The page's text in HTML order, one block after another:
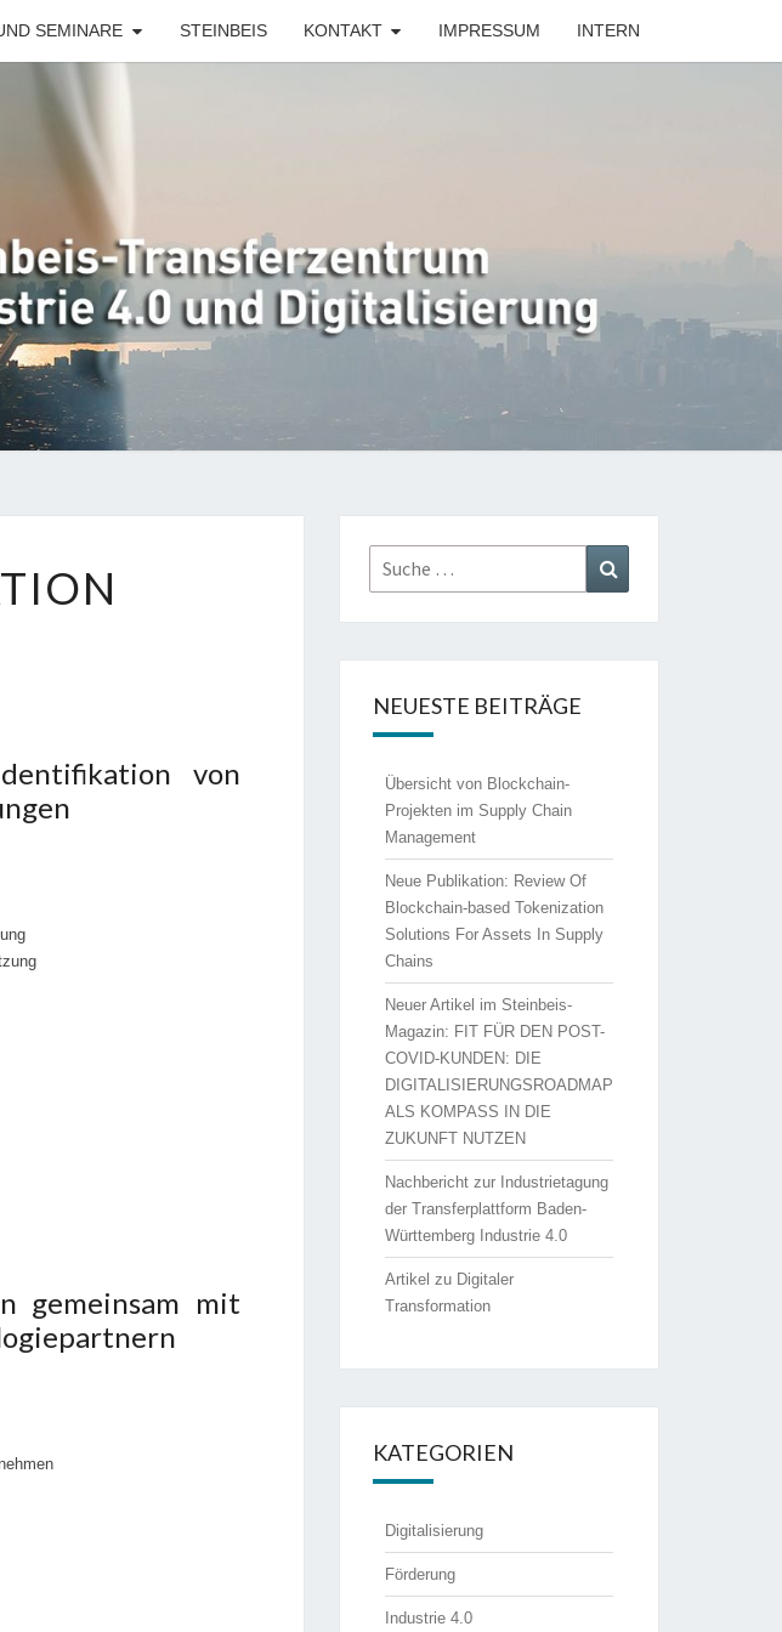
SEMINARE STEINBEIS KONTAKT IMPRESSUM INTERN
4.0
und
von
gemeinsam mit
Suche
nach:
NEUESTE BEITRÄGE
Übersicht von Blockchain-
Projekten im Supply Chain
Management
Neue Publikation: Review Of
Blockchain-based Tokenization
Solutions For Assets In Supply
Chains
Neuer Artikel im Steinbeis-
Magazin: FIT FÜR DEN POST-
COVID-KUNDEN: DIE
DIGITALISIERUNGSROADMAP
ALS KOMPASS IN DIE
ZUKUNFT NUTZEN
Nachbericht zur Industrietagung
der Transferplattform Baden-
Württemberg Industrie 4.0
Artikel zu Digitaler
Transformation
KATEGORIEN
Digitalisierung
Förderung
Industrie 4.0